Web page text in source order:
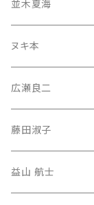
並木夏海
ヌキ本
広瀬良二
藤田淑子
益山 航士